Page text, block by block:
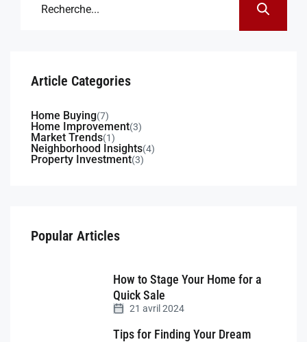
Article Categories
Home Buying(7)
Home Improvement(3)
Market Trends(1)
Neighborhood Insights(4)
Property Investment(3)
Popular Articles
How to Stage Your Home for a
Quick Sale
21 avril 2024
Tips for Finding Your Dream